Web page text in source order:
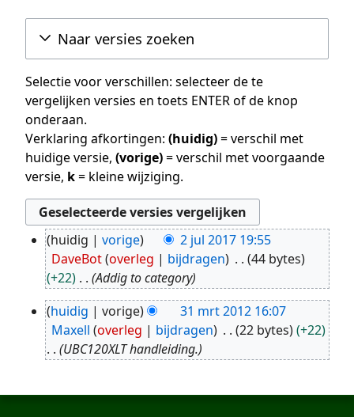
Naar versies zoeken
Selectie voor verschillen: selecteer de te
vergelijken versies en toets ENTER of de knop
onderaan.
Verklaring afkortingen: (huidig)= verschil met
huidige versie, (vorige)= verschil met voorgaande
versie, k= kleine wijziging.
2
jul
2017
huidig vorige
2 jul 2017 19:55
DaveBot overleg bijdragen
44 bytes
+22
Addig to category
31
mrt
2012
huidig vorige
31 mrt 2012 16:07
Maxell overleg bijdragen 22 bytes
+22
UBC120XLT handleiding.